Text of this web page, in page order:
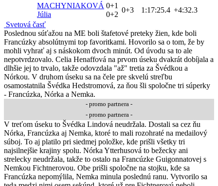
MACHYNIAKOVÁ
Júlia
0+1
0+2
0+3 1:17:25.4 +4:32.3
Svetová časť
Poslednou súťažou na ME boli štafetové preteky žien, kde boli
Francúzky absolútnymi top favoritkami. Hovorilo sa o tom, že by
mohli vyhrať aj s náskokom dvoch minút. Od úvodu sa to ale
nepotvrdzovalo. Celia Henaffová na prvom úseku dvakrát dobíjala a
dlhšie jej to trvalo, takže odovzdala "až" tretia za Švédkou a
Nórkou. V druhom úseku sa na čele pre skvelú streľbu
osamostatnila Švédka Hedstromová, za ňou šli spoločne tri súperky
- Francúzka, Nórka a Nemka.
- promo partnera -
- promo partnera -
V treťom úseku to Švédka Lindová neudržala. Dostali sa cez ňu
Nórka, Francúzka aj Nemka, ktoré to mali rozohraté na medailový
súboj. To aj platilo pri siedmej položke, kde prišli všetky tri
najsilnejšie krajiny spolu. Nórka Ytterhusová to bežecky ani
strelecky neudržala, takže to ostalo na Francúzke Guigonnatovej s
Nemkou Fichtnerovou. Obe prišli spoločne na stojku, kde sa
Francúzka nepomýlila, Nemka minula poslednú ranu. Vytvorilo sa